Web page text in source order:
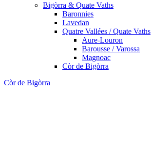
Bigòrra & Quate Vaths
Baronnies
Lavedan
Quatre Vallées / Quate Vaths
Aure-Louron
Barousse / Varossa
Magnoac
Còr de Bigòrra
Còr de Bigòrra